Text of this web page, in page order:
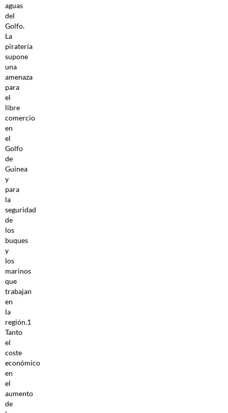
aguas
del
Golfo.
La
piratería
supone
una
amenaza
para
el
libre
comercio
en
el
Golfo
de
Guinea
y
para
la
seguridad
de
los
buques
y
los
marinos
que
trabajan
en
la
región.1
Tanto
el
coste
económico
en
el
aumento
de